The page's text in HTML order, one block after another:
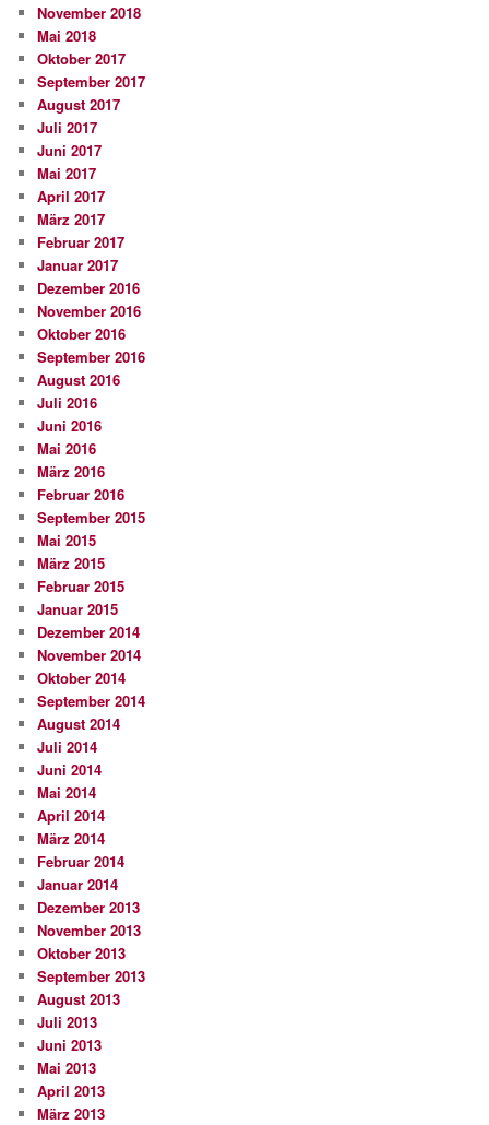
November 2018
Mai 2018
Oktober 2017
September 2017
August 2017
Juli 2017
Juni 2017
Mai 2017
April 2017
März 2017
Februar 2017
Januar 2017
Dezember 2016
November 2016
Oktober 2016
September 2016
August 2016
Juli 2016
Juni 2016
Mai 2016
März 2016
Februar 2016
September 2015
Mai 2015
März 2015
Februar 2015
Januar 2015
Dezember 2014
November 2014
Oktober 2014
September 2014
August 2014
Juli 2014
Juni 2014
Mai 2014
April 2014
März 2014
Februar 2014
Januar 2014
Dezember 2013
November 2013
Oktober 2013
September 2013
August 2013
Juli 2013
Juni 2013
Mai 2013
April 2013
März 2013